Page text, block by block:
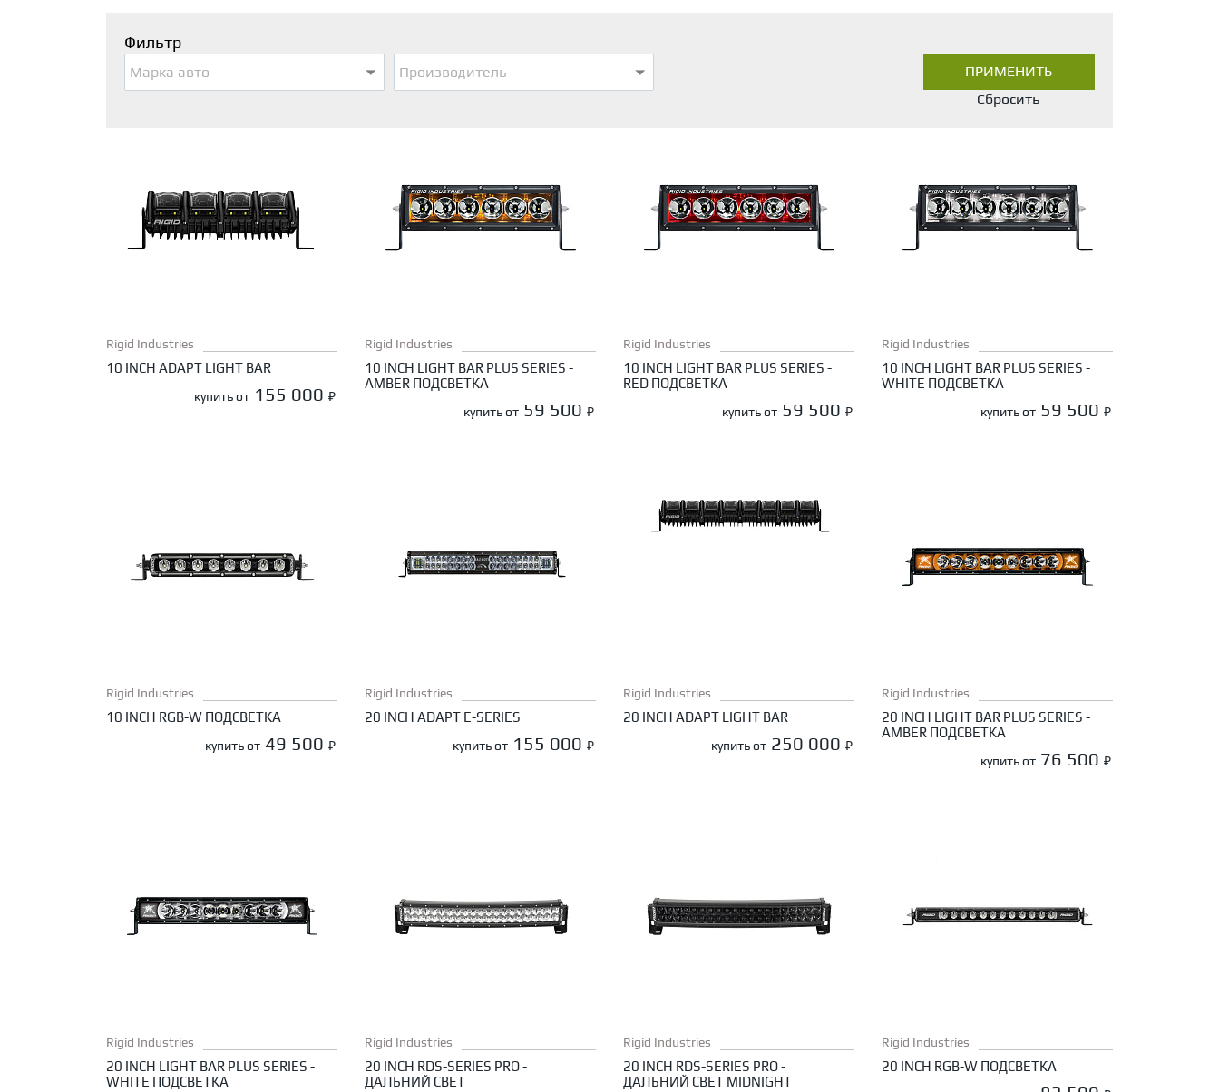
Фильтр
Марка авто Производитель
Rigid Industries
10 INCH ADAPT LIGHT BAR
купить от 155 000 ₽
Rigid Industries
10 INCH LIGHT BAR PLUS SERIES -
AMBER ПОДСВЕТКА
купить от 59 500 ₽
Rigid Industries
10 INCH LIGHT BAR PLUS SERIES -
RED ПОДСВЕТКА
купить от 59 500 ₽
Rigid Industries
10 INCH LIGHT BAR PLUS SERIES -
WHITE ПОДСВЕТКА
купить от 59 500 ₽
Rigid Industries
10 INCH RGB-W ПОДСВЕТКА
купить от 49 500 ₽
Rigid Industries
20 INCH ADAPT E-SERIES
купить от 155 000 ₽
Rigid Industries
20 INCH ADAPT LIGHT BAR
купить от 250 000 ₽
Rigid Industries
20 INCH LIGHT BAR PLUS SERIES -
AMBER ПОДСВЕТКА
купить от 76 500 ₽
Rigid Industries
20 INCH LIGHT BAR PLUS SERIES -
WHITE ПОДСВЕТКА
Rigid Industries
20 INCH RDS-SERIES PRO -
ДАЛЬНИЙ СВЕТ
Rigid Industries
20 INCH RDS-SERIES PRO -
ДАЛЬНИЙ СВЕТ MIDNIGHT
Rigid Industries
20 INCH RGB-W ПОДСВЕТКА